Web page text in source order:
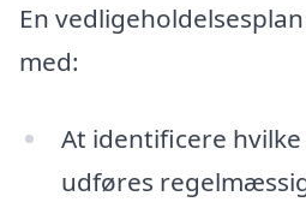
En
med:
At identificere
udføres